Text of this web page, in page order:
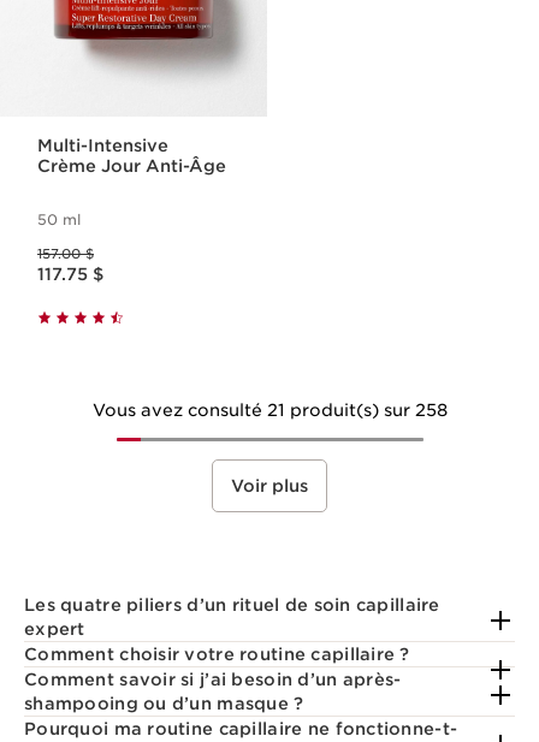
Multi-Intensive
Crème Jour Anti-Âge
50 ml
157.00 $
Nouveau prix 117.75 $
117.75 $
Vous avez consulté 21 produit(s) sur 258
Voir plus
Les quatre piliers d’un rituel de soin capillaire
expert
Comment choisir votre routine capillaire ?
Comment savoir si j’ai besoin d’un après-
shampooing ou d’un masque ?
Pourquoi ma routine capillaire ne fonctionne-t-